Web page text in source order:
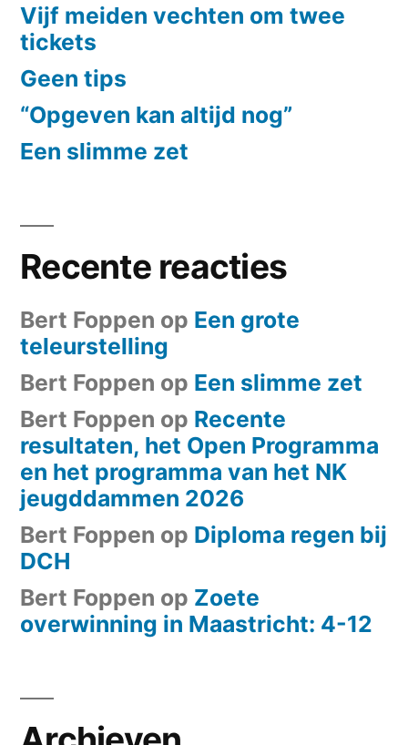
Vijf meiden vechten om twee
tickets
Geen tips
“Opgeven kan altijd nog”
Een slimme zet
Recente reacties
Bert Foppen op Een grote
teleurstelling
Bert Foppen op Een slimme zet
Bert Foppen op Recente
resultaten, het Open Programma
en het programma van het NK
jeugddammen 2026
Bert Foppen op Diploma regen bij
DCH
Bert Foppen op Zoete
overwinning in Maastricht: 4-12